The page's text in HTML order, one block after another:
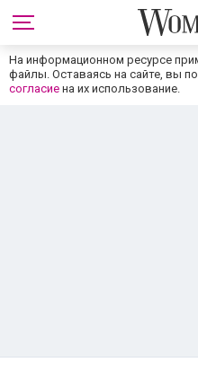
На информационном ресурсе
файлы. Оставаясь на сайте, вы
согласие на их использование.